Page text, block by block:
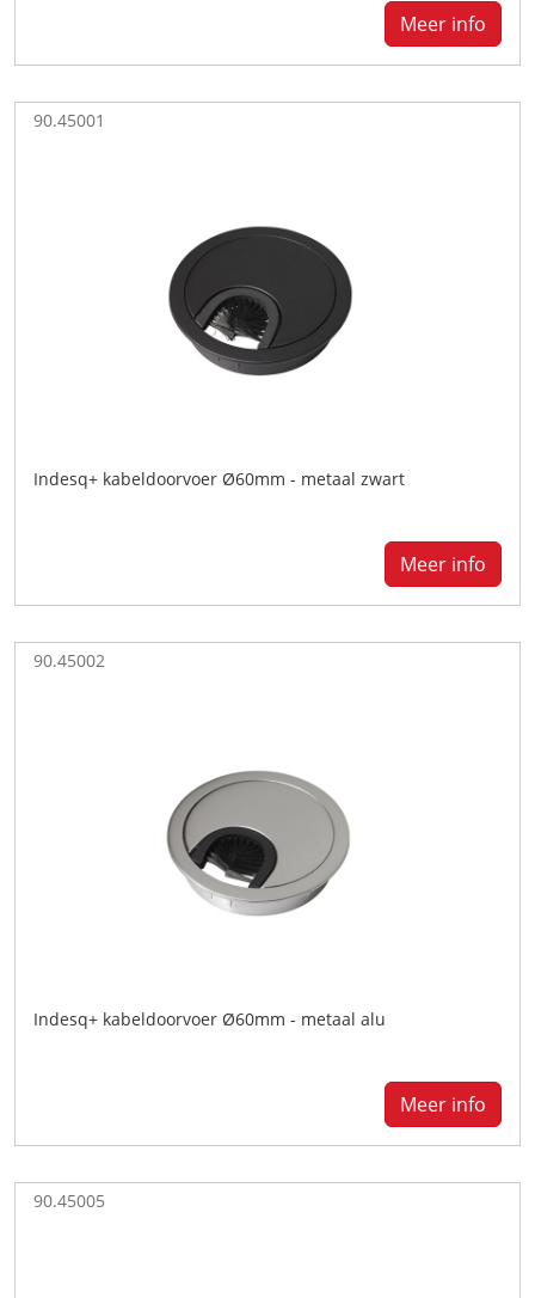
Meer info
90.45001
Indesq+ kabeldoorvoer Ø60mm - metaal zwart
Meer info
90.45002
Indesq+ kabeldoorvoer Ø60mm - metaal alu
Meer info
90.45005